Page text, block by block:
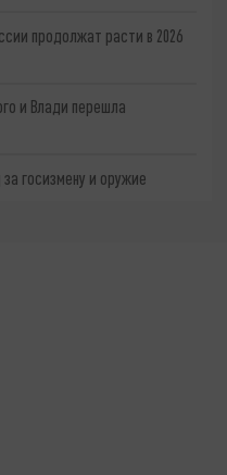
продолжат расти в 2026
и Влади перешла
за госизмену и оружие